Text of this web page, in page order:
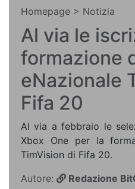
Homepage > Notizia
Al via le
formazione
eNazionale
Fifa 20
Al via a febbraio le
Xbox One per la
TimVision di Fifa 20.
Autore:
Redazione